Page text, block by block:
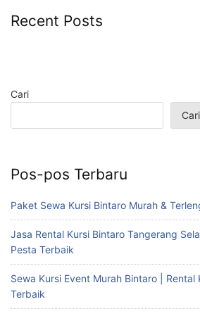
Recent Posts
Cari
Cari
Pos-pos Terbaru
Paket Sewa Kursi Bintaro Murah &
Jasa Rental Kursi Bintaro Tangerang
Pesta Terbaik
Sewa Kursi Event Murah Bintaro | Rental
Terbaik